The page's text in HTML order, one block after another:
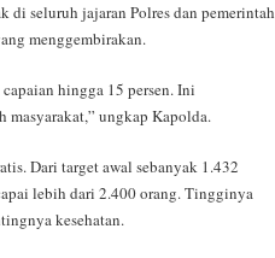
di seluruh jajaran Polres dan pemerintah
menggembirakan.
hingga 15 persen. Ini
masyarakat,” ungkap Kapolda.
Dari target awal sebanyak 1.432
lebih dari 2.400 orang. Tingginya
kesehatan.